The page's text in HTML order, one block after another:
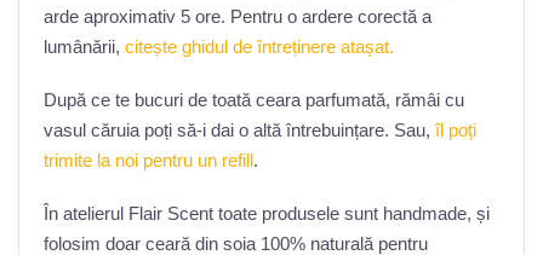
arde aproximativ 5 ore. Pentru o ardere corectă a
lumânării, citește ghidul de întreținere atașat.
După ce te bucuri de toată ceara parfumată, rămâi cu
vasul căruia poți să-i dai o altă întrebuințare. Sau,îl poți
trimite la noi pentru un refill.
În atelierul Flair Scent toate produsele sunt handmade, și
folosim doar ceară din soia 100% naturală pentru